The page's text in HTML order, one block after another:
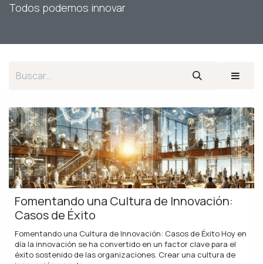
Todos podemos innovar
Fomentando una Cultura de Innovación:
Casos de Éxito
Fomentando una Cultura de Innovación: Casos de Éxito Hoy en
día la innovación se ha convertido en un factor clave para el
éxito sostenido de las organizaciones. Crear una cultura de